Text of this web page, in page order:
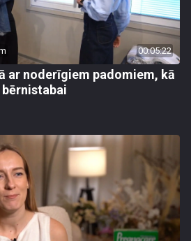
00:05:22
ar noderīgiem padomiem, kā